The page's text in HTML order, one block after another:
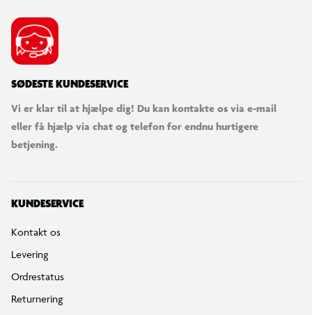
SØDESTE KUNDESERVICE
Vi er klar til at hjælpe dig! Du kan kontakte os via e-mail
eller få hjælp via chat og telefon for endnu hurtigere
betjening.
KUNDESERVICE
Kontakt os
Levering
Ordrestatus
Returnering